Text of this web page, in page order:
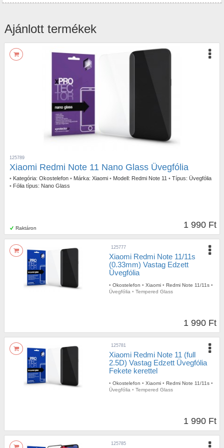
Ajánlott termékek
Raktáron
125789
Xiaomi Redmi Note 11 Nano Glass Üvegfólia
• Kategória: Okostelefon • Márka: Xiaomi • Modell: Redmi Note 11 • Típus: Üvegfólia
• Fólia típus: Nano Glass
1 990 Ft
125777
Xiaomi Redmi Note 11/11s
(0.33mm) Vastag Edzett
Üvegfólia
• Okostelefon • Xiaomi • Redmi Note 11/11s •
Üvegfólia • Tempered Glass
1 990 Ft
125781
Xiaomi Redmi Note 11 (full
2.5D) Vastag Edzett Üvegfólia
Fekete kerettel
• Okostelefon • Xiaomi • Redmi Note 11/11s •
Üvegfólia • Tempered Glass
1 990 Ft
125785